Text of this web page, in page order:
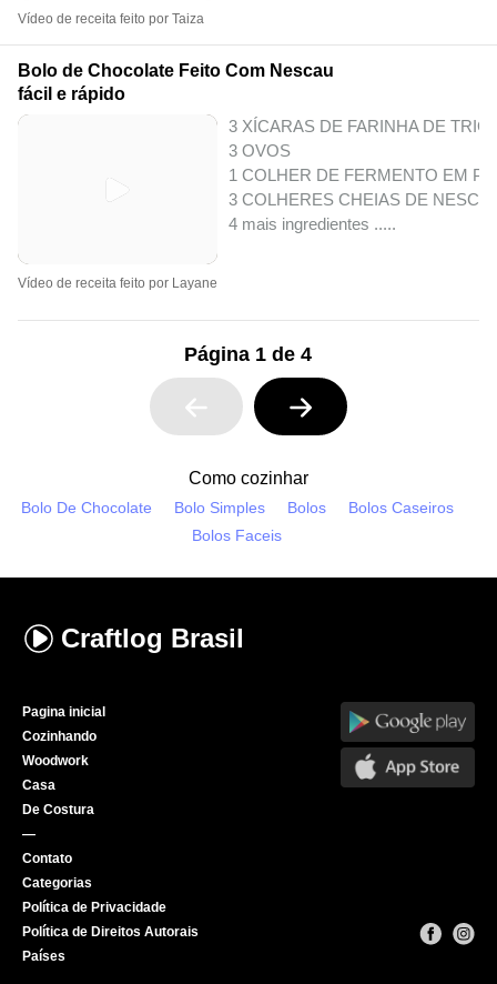
Vídeo de receita feito por Taiza
Bolo de Chocolate Feito Com Nescau
fácil e rápido
3 XÍCARAS DE FARINHA DE
3 OVOS
1 COLHER DE FERMENTO EM PÓ
3 COLHERES CHEIAS DE
4 mais ingredientes .....
Vídeo de receita feito por Layane
Página 1 de 4
Como cozinhar
Bolo De Chocolate Bolo Simples Bolos
Bolos Caseiros
Bolos Faceis
Craftlog Brasil
Pagina inicial
Cozinhando
Woodwork
Casa
De Costura
—
Contato
Categorias
Política de Privacidade
Política de Direitos Autorais
Países